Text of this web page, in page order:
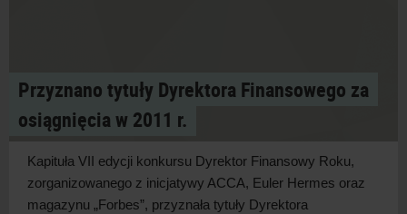
Przyznano tytuły Dyrektora Finansowego za
osiągnięcia w 2011 r.
Kapituła VII edycji konkursu Dyrektor Finansowy Roku,
zorganizowanego z inicjatywy ACCA, Euler Hermes oraz
magazynu „Forbes”, przyznała tytuły Dyrektora